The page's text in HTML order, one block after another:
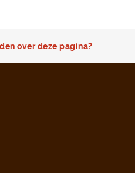
over deze pagina?